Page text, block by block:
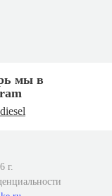
мы в
г.